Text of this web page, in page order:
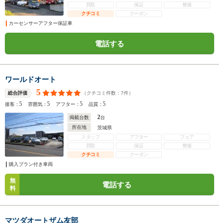
買取
保証
整備
クチコミ
クーポン
カーセンサーアフター保証車
電話する
ワールドオート
総合評価 5 （クチコミ件数： 7件）
接客：5 雰囲気：5 アフター：5 品質：5
掲載台数 2台
所在地
茨城県
スタッフ
アフター
フェア
買取
保証
整備
クチコミ
クーポン
購入プラン付き車両
無
料
電話する
マツダオートザム友部